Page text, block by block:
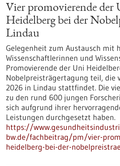
Vier promovierende der
Heidelberg bei der
Lindau
Gelegenheit zum Austausch mit
Wissenschaftlerinnen und
Promovierende der Uni
Nobelpreisträgertagung teil, die
2026 in Lindau stattfindet. Die
zu den rund 600 jungen
sich aufgrund ihrer
Leistungen durchgesetzt haben.
https://
bw.de/fachbeitrag/pm/vier-
heidelberg-bei-der-